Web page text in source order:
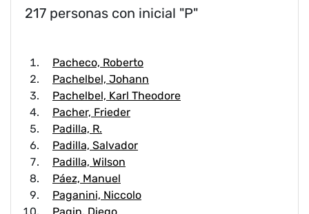
217 personas con inicial "P"
Pacheco, Roberto
Pachelbel, Johann
Pachelbel, Karl Theodore
Pacher, Frieder
Padilla, R.
Padilla, Salvador
Padilla, Wilson
Páez, Manuel
Paganini, Niccolo